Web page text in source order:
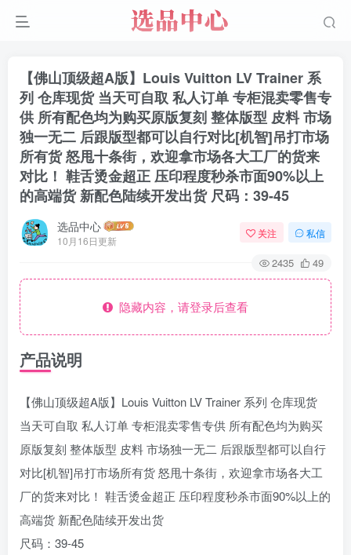
【佛山顶级超A版】Louis Vuitton LV Trainer 系
列 仓库现货 当天可自取 私人订单 专柜混卖零售专
供 所有配色均为购买原版复刻 整体版型 皮料 市场
独一无二 后跟版型都可以自行对比[机智]吊打市场
所有货 怒甩十条街，欢迎拿市场各大工厂的货来
对比！ 鞋舌烫金超正 压印程度秒杀市面90%以上
的高端货 新配色陆续开发出货 尺码：39-45
选品中心
10月16日更新
关注 私信
2435 49
隐藏内容，请登录后查看
产品说明
【佛山顶级超A版】Louis Vuitton LV Trainer 系列 仓库现货
当天可自取 私人订单 专柜混卖零售专供 所有配色均为购买
原版复刻 整体版型 皮料 市场独一无二 后跟版型都可以自行
对比[机智]吊打市场所有货 怒甩十条街，欢迎拿市场各大工
厂的货来对比！ 鞋舌烫金超正 压印程度秒杀市面90%以上的
高端货 新配色陆续开发出货
尺码：39-45